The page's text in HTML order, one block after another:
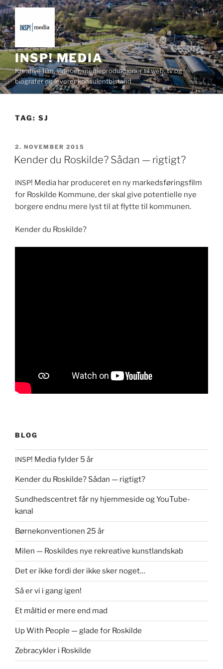
Videre
til
indhold
INSP! MEDIA
Kreative film, videoer, medieproduktioner til web, tv og
biografer og leverer konsulentbistand
TAG: SJ
UDGIVET
DEN
2. NOVEMBER 2015
Kender du Roskilde? Sådan — rigtigt?
INSP! Media har pro­duc­eret en ny markeds­førings­film
for Roskilde Kom­mune, der skal give poten­tielle nye
borg­ere end­nu mere lyst til at fly­tte til kommunen.
Kender du Roskilde?
BLOG
INSP! Media fylder 5 år
Kender du Roskilde? Sådan — rigtigt?
Sundhedscentret får ny hjemmeside og YouTube-
kanal
Børnekonventionen 25 år
Milen — Roskildes nye rekreative kunstlandskab
Det er ikke fordi der ikke sker noget…
Så er vi i gang igen!
Et måltid er mere end mad
Up With People — glade for Roskilde
Zebracykler i Roskilde